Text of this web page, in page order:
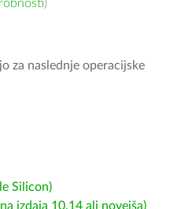
)
za naslednje operacijske
Silicon)
izdaja 10.14 ali novejša)